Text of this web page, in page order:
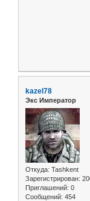
kazel78
Экс Император
Откуда: Tashkent
Зарегистрирован:
Приглашений: 0
Сообщений: 454